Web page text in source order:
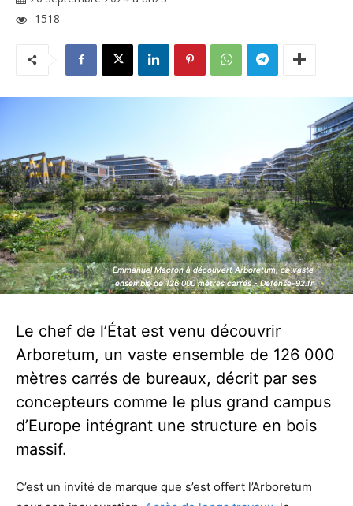
1518
Emmanuel Macron à découvert Arboretum, ce vaste
ensemble de 126 000 mètres carrés - Defense-92.fr
Emmanuel Macron à découvert Arboretum, ce vaste
ensemble de 126 000 mètres carrés - Defense-92.fr
Le chef de l’État est venu découvrir
Arboretum, un vaste ensemble de 126 000
mètres carrés de bureaux, décrit par ses
concepteurs comme le plus grand campus
d’Europe intégrant une structure en bois
massif.
C’est un invité de marque que s’est offert l’Arboretum